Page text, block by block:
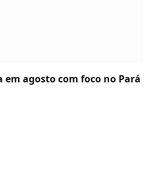
em agosto com foco no Pará